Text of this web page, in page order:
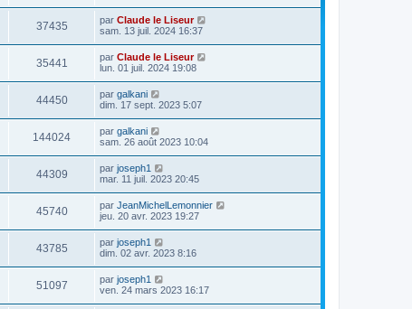
37435 par Claude le Liseur
sam. 13 juil. 2024 16:37
35441 par Claude le Liseur
lun. 01 juil. 2024 19:08
44450 par galkani
dim. 17 sept. 2023 5:07
144024 par galkani
sam. 26 août 2023 10:04
44309 par joseph1
mar. 11 juil. 2023 20:45
45740 par JeanMichelLemonnier
jeu. 20 avr. 2023 19:27
43785 par joseph1
dim. 02 avr. 2023 8:16
51097 par joseph1
ven. 24 mars 2023 16:17